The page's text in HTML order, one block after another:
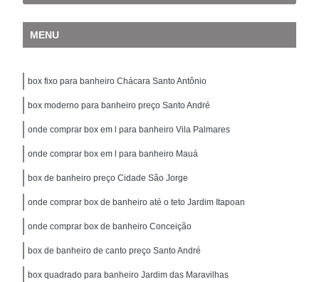
MENU
box fixo para banheiro Chácara Santo Antônio
box moderno para banheiro preço Santo André
onde comprar box em l para banheiro Vila Palmares
onde comprar box em l para banheiro Mauá
box de banheiro preço Cidade São Jorge
onde comprar box de banheiro até o teto Jardim Itapoan
onde comprar box de banheiro Conceição
box de banheiro de canto preço Santo André
box quadrado para banheiro Jardim das Maravilhas